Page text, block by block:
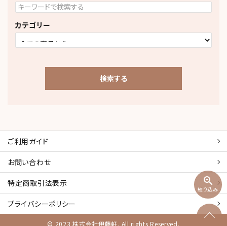
カテゴリー
検索する
zoom_in
絞り込み
キーワード
カテゴリー
ご利用ガイド
お問い合わせ
特定商取引法表示
プライバシーポリシー
© 2023 株式会社伊藤軒. All rights Reserved.